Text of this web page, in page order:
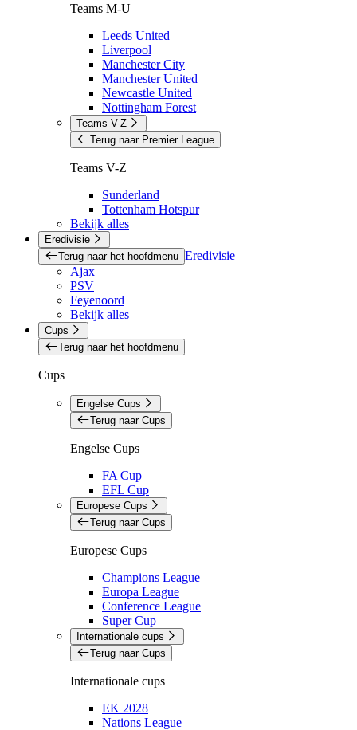
Teams M-U
Leeds United
Liverpool
Manchester City
Manchester United
Newcastle United
Nottingham Forest
Teams V-Z
Terug naar Premier League
Teams V-Z
Sunderland
Tottenham Hotspur
Bekijk alles
Eredivisie
Terug naar het hoofdmenu Eredivisie
Ajax
PSV
Feyenoord
Bekijk alles
Cups
Terug naar het hoofdmenu
Cups
Engelse Cups
Terug naar Cups
Engelse Cups
FA Cup
EFL Cup
Europese Cups
Terug naar Cups
Europese Cups
Champions League
Europa League
Conference League
Super Cup
Internationale cups
Terug naar Cups
Internationale cups
EK 2028
Nations League